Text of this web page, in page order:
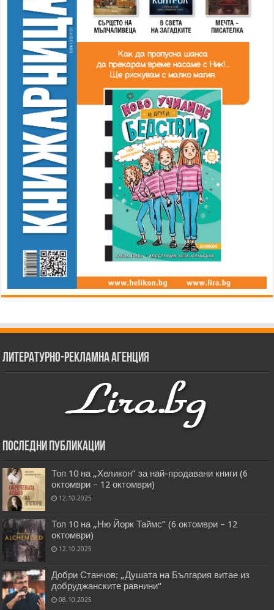
Литературно-рекламна агенция
Последни публикации
Топ 10 на „Хеликон” за най-продавани книги (6
октомври – 12 октомври)
12.10.2025
Топ 10 на „Ню Йорк Таймс” (6 октомври – 12
октомври)
12.10.2025
Добри Станчов: „Душата на България витае из
добруджанските равнини“
08.10.2025